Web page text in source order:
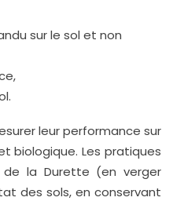
sur le sol et non
leur performance sur
biologique. Les pratiques
la Durette (en verger
des sols, en conservant